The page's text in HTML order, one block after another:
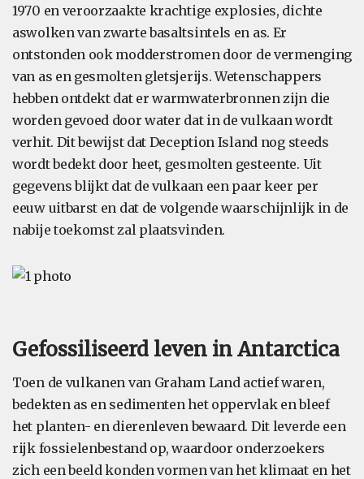
1970 en veroorzaakte krachtige explosies, dichte
aswolken van zwarte basaltsintels en as. Er
ontstonden ook modderstromen door de vermenging
van as en gesmolten gletsjerijs. Wetenschappers
hebben ontdekt dat er warmwaterbronnen zijn die
worden gevoed door water dat in de vulkaan wordt
verhit. Dit bewijst dat Deception Island nog steeds
wordt bedekt door heet, gesmolten gesteente. Uit
gegevens blijkt dat de vulkaan een paar keer per
eeuw uitbarst en dat de volgende waarschijnlijk in de
nabije toekomst zal plaatsvinden.
Gefossiliseerd leven in Antarctica
Toen de vulkanen van Graham Land actief waren,
bedekten as en sedimenten het oppervlak en bleef
het planten- en dierenleven bewaard. Dit leverde een
rijk fossielenbestand op, waardoor onderzoekers
zich een beeld konden vormen van het klimaat en het